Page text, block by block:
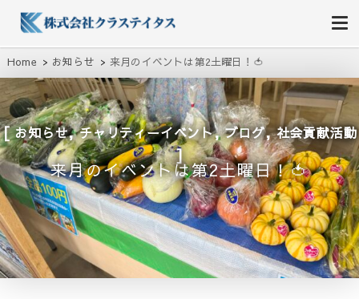
株式会社クラステイタス
地域のコミュニティーを大切にする企業
Home お知らせ 来月のイベントは第2土曜日！🍅
お知らせ,チャリティーイベント,ブログ,社会貢献活動
来月のイベントは第2土曜日！🍅